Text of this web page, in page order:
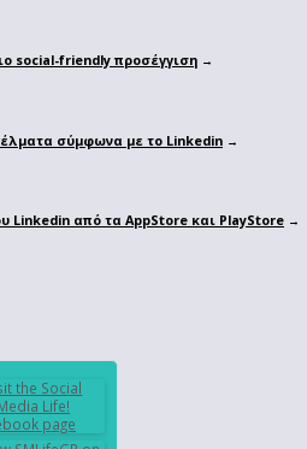
social-friendly προσέγγιση →
σύμφωνα με το Linkedin →
Linkedin από τα AppStore και PlayStore →